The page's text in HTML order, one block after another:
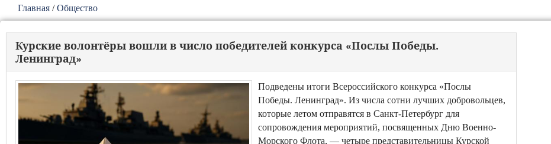
Главная /Общество
Курские волонтёры вошли в число победителей конкурса «Послы Победы.
Ленинград»
Подведены итоги Всероссийского конкурса «Послы
Победы. Ленинград». Из числа сотни лучших добровольцев,
которые летом отправятся в Санкт-Петербург для
сопровождения мероприятий, посвященных Дню Военно-
Морского Флота, — четыре представительницы Курской